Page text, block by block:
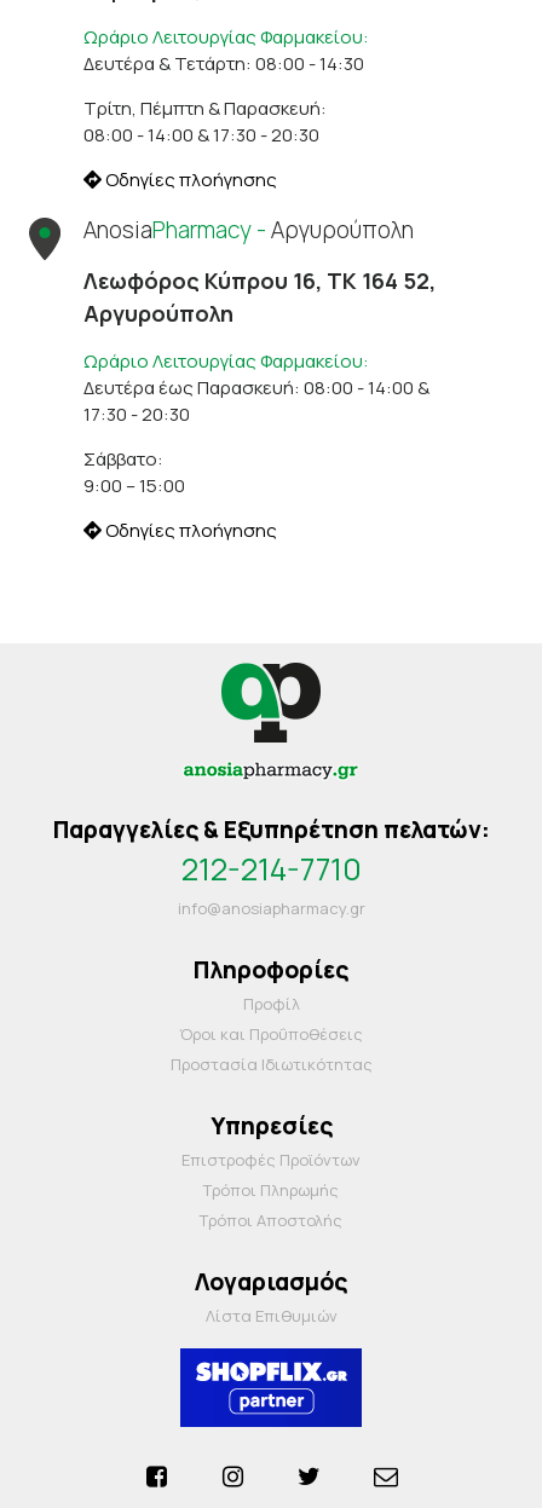
Ωράριο Λειτουργίας Φαρμακείου:
Δευτέρα & Τετάρτη: 08:00 - 14:30
Τρίτη, Πέμπτη & Παρασκευή:
08:00 - 14:00 & 17:30 - 20:30
Οδηγίες πλοήγησης
AnosiaPharmacy -Αργυρούπολη
Λεωφόρος Κύπρου 16, ΤΚ 164 52,
Αργυρούπολη
Ωράριο Λειτουργίας Φαρμακείου:
Δευτέρα έως Παρασκευή: 08:00 - 14:00 &
17:30 - 20:30
Σάββατο:
9:00 – 15:00
Οδηγίες πλοήγησης
Παραγγελίες & Εξυπηρέτηση πελατών:
212-214-7710
info@anosiapharmacy.gr
Πληροφορίες
Προφίλ
Όροι και Προΰποθέσεις
Προστασία Ιδιωτικότητας
Υπηρεσίες
Επιστροφές Προϊόντων
Τρόποι Πληρωμής
Τρόποι Αποστολής
Λογαριασμός
Λίστα Επιθυμιών